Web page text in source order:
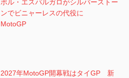
ポル・エスパルガロがシルバーストー
ンでビニャーレスの代役に
MotoGP
2027年MotoGP開幕戦はタイGP 新